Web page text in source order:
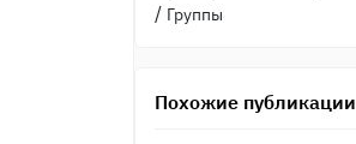
/ Группы
Похожие публикации